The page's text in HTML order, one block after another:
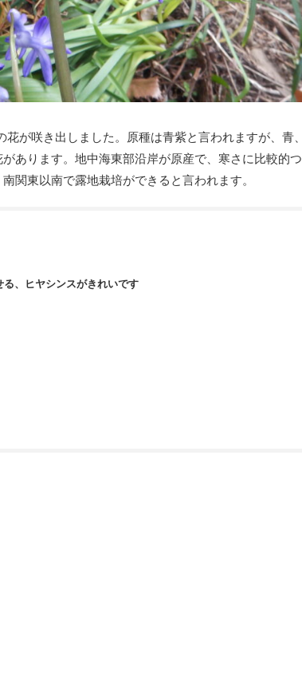
が咲き出しました。原種は青紫と言われますが、青、
あります。地中海東部沿岸が原産で、寒さに比較的つ
関東以南で露地栽培ができると言われます。
、ヒヤシンスがきれいです